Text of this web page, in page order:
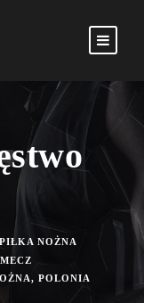
PIŁKA NOŻNA
MECZ
, POLONIA